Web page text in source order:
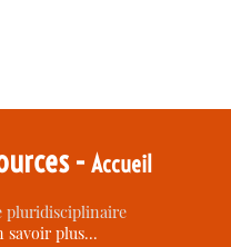
-Accueil
pluridisciplinaire
savoir plus…